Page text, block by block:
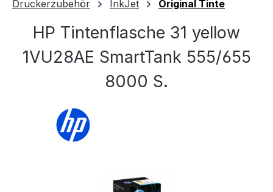
Druckerzubehör InkJet Original Tinte
HP Tintenflasche 31 yellow
1VU28AE SmartTank 555/655
8000 S.
Bildergalerie überspringen